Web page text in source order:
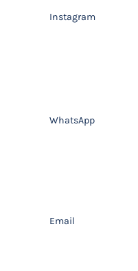
Instagram
WhatsApp
Email